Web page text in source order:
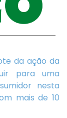
da ação da
para uma
nesta
mais de 10